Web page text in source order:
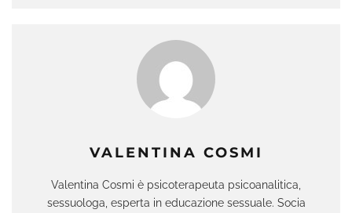
VALENTINA COSMI
Valentina Cosmi è psicoterapeuta psicoanalitica,
sessuologa, esperta in educazione sessuale. Socia